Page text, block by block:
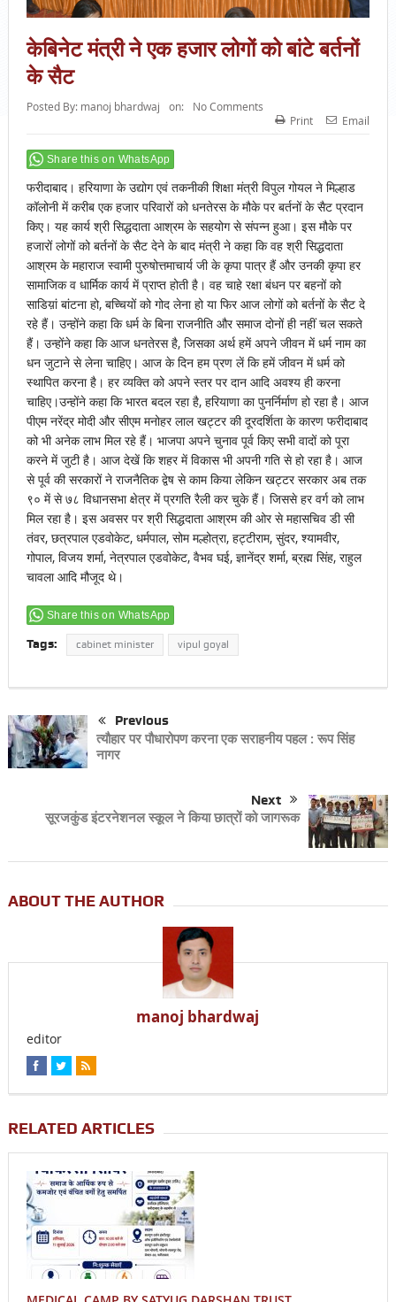
केबिनेट मंत्री ने एक हजार लोगों को बांटे बर्तनों
के सैट
Posted By: manoj bhardwaj on:
No Comments
Print
Email
Share this on WhatsApp
फरीदाबाद। हरियाणा के उद्योग एवं तकनीकी शिक्षा मंत्री विपुल गोयल ने मिल्हाड
कॉलोनी में करीब एक हजार परिवारों को धनतेरस के मौके पर बर्तनों के सैट प्रदान
किए। यह कार्य श्री सिद्धदाता आश्रम के सहयोग से संपन्न हुआ। इस मौके पर
हजारों लोगों को बर्तनों के सैट देने के बाद मंत्री ने कहा कि वह श्री सिद्धदाता
आश्रम के महाराज स्वामी पुरुषोत्तमाचार्य जी के कृपा पात्र हैं और उनकी कृपा हर
सामाजिक व धार्मिक कार्य में प्राप्त होती है। वह चाहे रक्षा बंधन पर बहनों को
साडिय़ां बांटना हो, बच्चियों को गोद लेना हो या फिर आज लोगों को बर्तनों के सैट दे
रहे हैं। उन्होंने कहा कि धर्म के बिना राजनीति और समाज दोनों ही नहीं चल सकते
हैं। उन्होंने कहा कि आज धनतेरस है, जिसका अर्थ हमें अपने जीवन में धर्म नाम का
धन जुटाने से लेना चाहिए। आज के दिन हम प्रण लें कि हमें जीवन में धर्म को
स्थापित करना है। हर व्यक्ति को अपने स्तर पर दान आदि अवश्य ही करना
चाहिए।उन्होंने कहा कि भारत बदल रहा है, हरियाणा का पुनर्निर्माण हो रहा है। आज
पीएम नरेंद्र मोदी और सीएम मनोहर लाल खट्टर की दूरदर्शिता के कारण फरीदाबाद
को भी अनेक लाभ मिल रहे हैं। भाजपा अपने चुनाव पूर्व किए सभी वादों को पूरा
करने में जुटी है। आज देखें कि शहर में विकास भी अपनी गति से हो रहा है। आज
से पूर्व की सरकारों ने राजनैतिक द्वेष से काम किया लेकिन खट्टर सरकार अब तक
९० में से ७८ विधानसभा क्षेत्र में प्रगति रैली कर चुके हैं। जिससे हर वर्ग को लाभ
मिल रहा है। इस अवसर पर श्री सिद्धदाता आश्रम की ओर से महासचिव डी सी
तंवर, छत्रपाल एडवोकेट, धर्मपाल, सोम मल्होत्रा, हट्टीराम, सुंदर, श्यामवीर,
गोपाल, विजय शर्मा, नेत्रपाल एडवोकेट, वैभव घई, ज्ञानेंद्र शर्मा, ब्रह्म सिंह, राहुल
चावला आदि मौजूद थे।
Share this on WhatsApp
Tags: cabinet minister vipul goyal
Previous
त्यौहार पर पौधारोपण करना एक सराहनीय पहल : रूप सिंह
नागर
Next
सूरजकुंड इंटरनेशनल स्कूल ने किया छात्रों को जागरूक
ABOUT THE AUTHOR
manoj bhardwaj
editor
RELATED ARTICLES